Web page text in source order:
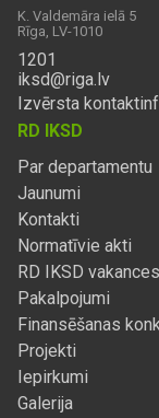
K. Valdemāra ielā 5
Rīga, LV-1010
1201
iksd@riga.lv
Izvērsta
RD IKSD
Par departamentu
Jaunumi
Kontakti
Normatīvie akti
RD IKSD vakances
Pakalpojumi
Finansēšanas
Projekti
Iepirkumi
Galerija